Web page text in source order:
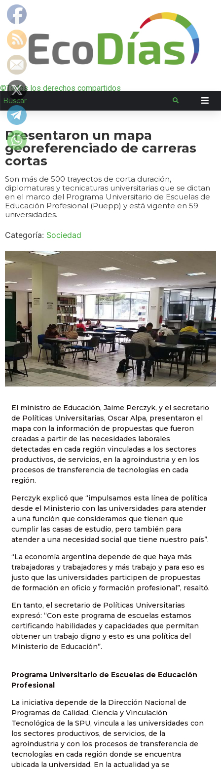
©Todos los derechos compartidos
Presentaron un mapa
georeferenciado de carreras
cortas
Son más de 500 trayectos de corta duración,
diplomaturas y tecnicaturas universitarias que se dictan
en el marco del Programa Universitario de Escuelas de
Educación Profesional (Puepp) y está vigente en 59
universidades.
Categoría: Sociedad
El ministro de Educación, Jaime Perczyk, y el secretario
de Políticas Universitarias, Oscar Alpa, presentaron el
mapa con la información de propuestas que fueron
creadas a partir de las necesidades laborales
detectadas en cada región vinculadas a los sectores
productivos, de servicios, en la agroindustria y en los
procesos de transferencia de tecnologías en cada
región.
Perczyk explicó que “impulsamos esta línea de política
desde el Ministerio con las universidades para atender
a una función que consideramos que tienen que
cumplir las casas de estudio, pero también para
atender a una necesidad social que tiene nuestro país”.
“La economía argentina depende de que haya más
trabajadoras y trabajadores y más trabajo y para eso es
justo que las universidades participen de propuestas
de formación en oficio y formación profesional”, resaltó.
En tanto, el secretario de Políticas Universitarias
expresó: “Con este programa de escuelas estamos
certificando habilidades y capacidades que permitan
obtener un trabajo digno y esto es una política del
Ministerio de Educación”.
Programa Universitario de Escuelas de Educación
Profesional
La iniciativa depende de la Dirección Nacional de
Programas de Calidad, Ciencia y Vinculación
Tecnológica de la SPU, vincula a las universidades con
los sectores productivos, de servicios, de la
agroindustria y con los procesos de transferencia de
tecnologías en cada región donde se encuentra
ubicada la universidad. En la actualidad ya se